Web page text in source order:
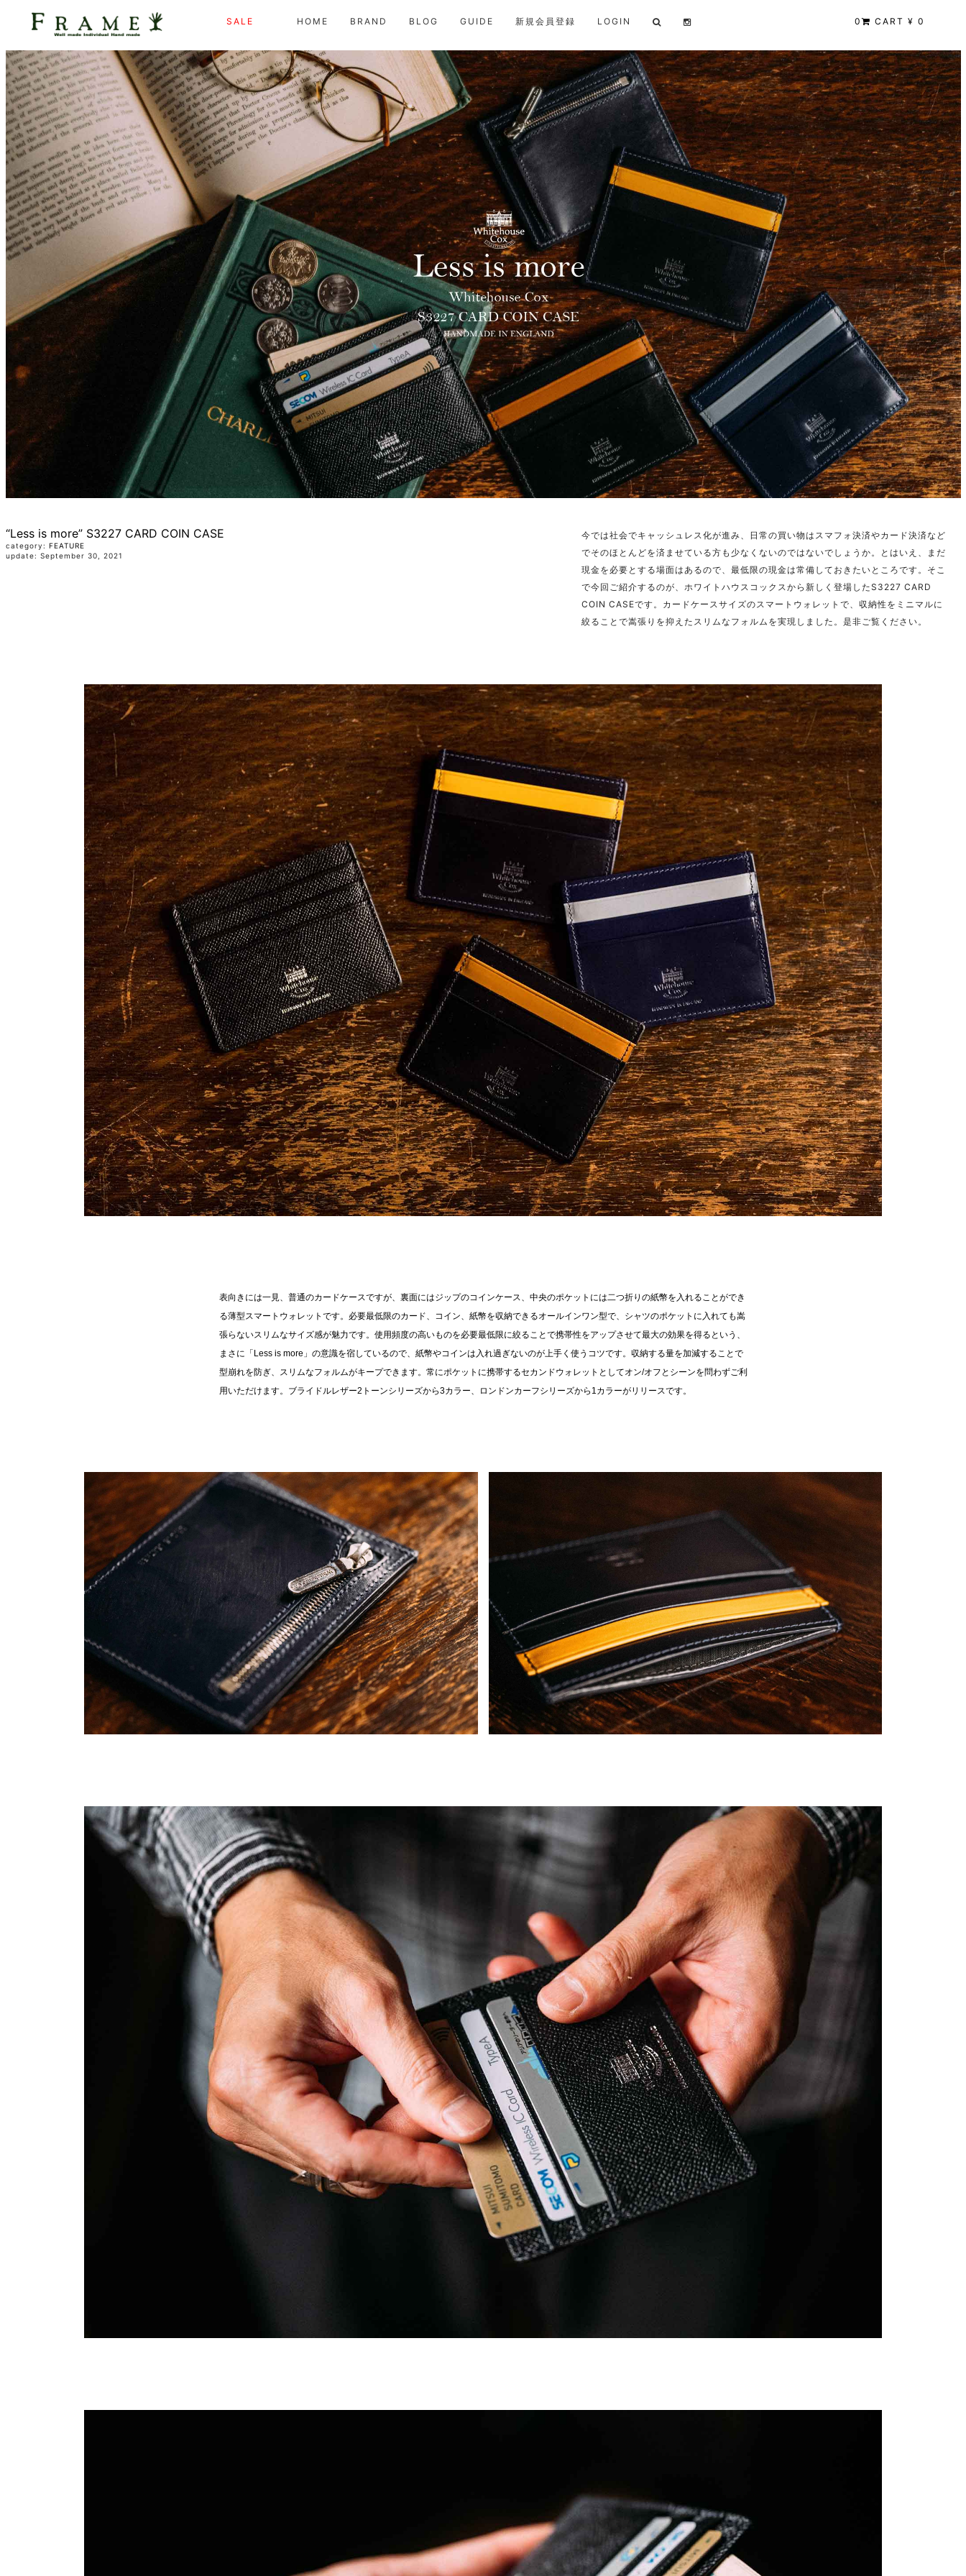
SALE HOME BRAND BLOG GUIDE 新規会員登録 LOGIN 0 CART ¥ 0
“Less is more” S3227 CARD COIN CASE
category: FEATURE
update: September 30, 2021
今では社会でキャッシュレス化が進み、日常の買い物はスマフォ決済やカード決済など
でそのほとんどを済ませている方も少なくないのではないでしょうか。とはいえ、まだ
現金を必要とする場面はあるので、最低限の現金は常備しておきたいところです。そこ
で今回ご紹介するのが、ホワイトハウスコックスから新しく登場したS3227 CARD
COIN CASEです。カードケースサイズのスマートウォレットで、収納性をミニマルに
絞ることで嵩張りを抑えたスリムなフォルムを実現しました。是非ご覧ください。
表向きには一見、普通のカードケースですが、裏面にはジップのコインケース、中央のポケットには二つ折りの紙幣を入れることができ
る薄型スマートウォレットです。必要最低限のカード、コイン、紙幣を収納できるオールインワン型で、シャツのポケットに入れても嵩
張らないスリムなサイズ感が魅力です。使用頻度の高いものを必要最低限に絞ることで携帯性をアップさせて最大の効果を得るという、
まさに「Less is more」の意識を宿しているので、紙幣やコインは入れ過ぎないのが上手く使うコツです。収納する量を加減することで
型崩れを防ぎ、スリムなフォルムがキープできます。常にポケットに携帯するセカンドウォレットとしてオン/オフとシーンを問わずご利
用いただけます。ブライドルレザー2トーンシリーズから3カラー、ロンドンカーフシリーズから1カラーがリリースです。